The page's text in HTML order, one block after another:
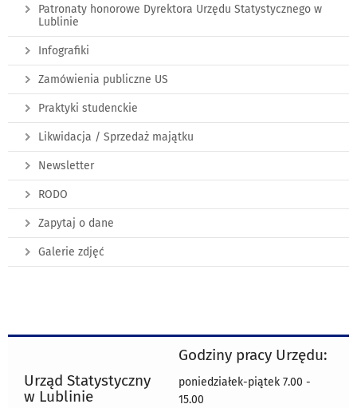
Patronaty honorowe Dyrektora Urzędu Statystycznego w
Lublinie
Infografiki
Zamówienia publiczne US
Praktyki studenckie
Likwidacja / Sprzedaż majątku
Newsletter
RODO
Zapytaj o dane
Galerie zdjęć
Urząd Statystyczny
w Lublinie
Godziny pracy Urzędu:
poniedziałek-piątek 7.00 -
15.00